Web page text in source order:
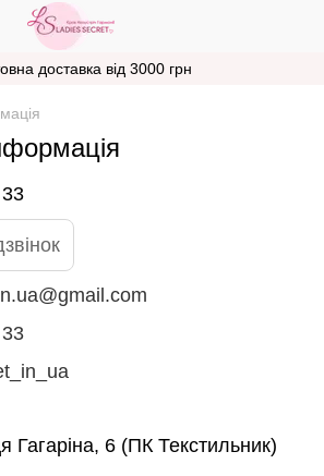
доставка від 3000 грн
Гагаріна, 6 (ПК Текстильник)